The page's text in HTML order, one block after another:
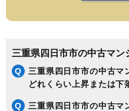
三重県四日市市の中古マン
Q
三重県四日市市の中古マ
どれくらい上昇または下
Q
三重県四日市市の中古マ